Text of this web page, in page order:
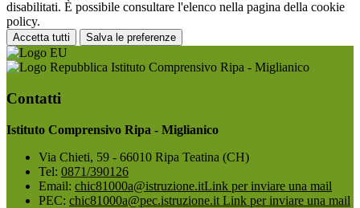
disabilitati. È possibile consultare l'elenco nella pagina della cookie
policy.
Accetta tutti Salva le preferenze
Istituto Comprensivo Ripa - Miglianico
Contatti
Istituto Comprensivo Ripa - Miglianico
Via Chieti, 59 - 66010 Ripa Teatina (CH)
Tel: 0871/390126
Email: chic81000a@istruzione.itLink per inviare una mail
PEC: chic81000a@pec.istruzione.it Link per inviare una mail